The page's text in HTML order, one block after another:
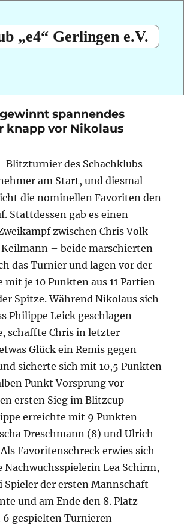
„e4“ Gerlingen e.V.
spannendes
knapp vor Nikolaus
Blitzturnier des Schachklubs
am Start, und diesmal
die nominellen Favoriten den
Stattdessen gab es einen
zwischen Chris Volk
– beide marschierten
das Turnier und lagen vor der
mit je 10 Punkten aus 11 Partien
Spitze. Während Nikolaus sich
Philippe Leick geschlagen
schaffte Chris in letzter
Glück ein Remis gegen
sicherte sich mit 10,5 Punkten
Punkt Vorsprung vor
ersten Sieg im Blitzcup
erreichte mit 9 Punkten
Dreschmann (8) und Ulrich
Favoritenschreck erwies sich
Nachwuchsspielerin Lea Schirm,
Spieler der ersten Mannschaft
und am Ende den 8. Platz
6 gespielten Turnieren